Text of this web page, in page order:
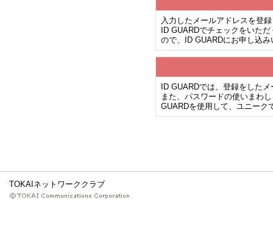
入力したメールアドレスを登
ID GUARDでチェックをいた
ので、ID GUARDにお申し込
ID GUARDでは、登録をした
また、パスワードの使いまわ
GUARDを使用して、ユニーク
TOKAIネットワーククラブ